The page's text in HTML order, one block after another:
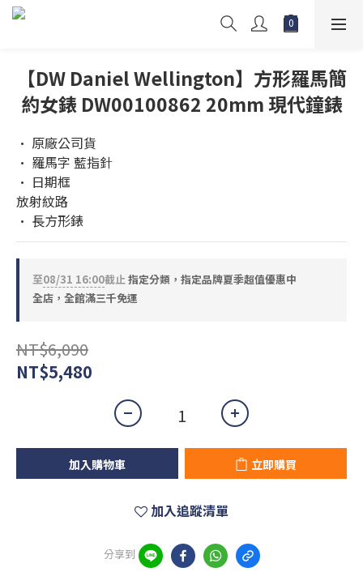
【DW Daniel Wellington】方形羅馬簡
約女錶 DW00100862 20mm 現代鐘錶
• 原廠公司貨
• 羅馬字 藍指針
• 日期框
放射紋路
• 長方形錶
至08/31 16:00截止指定分類，指定品牌夏季超值優惠中
全店，全館滿三千免運
NT$6,090
NT$5,480
加入購物車 立即購買
加入追蹤清單
分享到